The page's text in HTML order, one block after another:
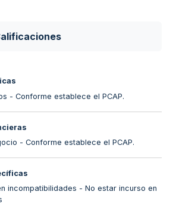
- Conforme establece el PCAP.
- Conforme establece el PCAP.
incompatibilidades - No estar incurso en